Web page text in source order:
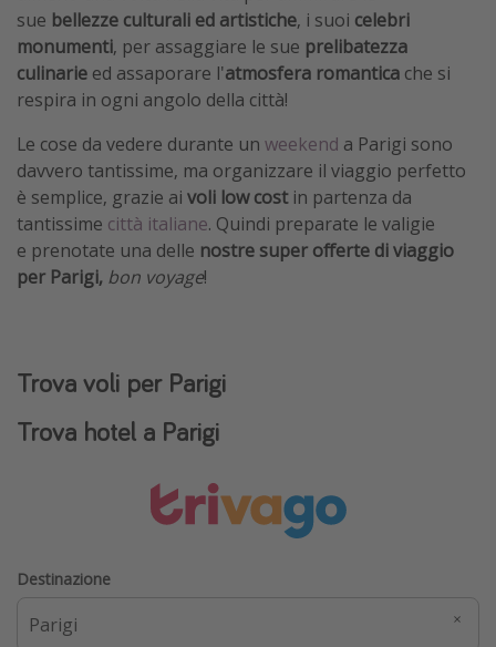
sue bellezze culturali ed artistiche, i suoi celebri
monumenti, per assaggiare le sue prelibatezza
culinarie ed assaporare l'atmosfera romantica che si
respira in ogni angolo della città!
Le cose da vedere durante un weekend a Parigi sono
davvero tantissime, ma organizzare il viaggio perfetto
è semplice, grazie ai voli low costin partenza da
tantissime città italiane. Quindi preparate le valigie
e prenotate una delle nostre super offerte di viaggio
per Parigi, bon voyage!
Trova voli per Parigi
Trova hotel a Parigi
Destinazione